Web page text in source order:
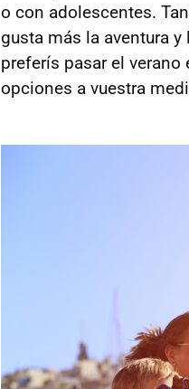
o con adolescentes.
gusta más la aventura
preferís pasar el
opciones a vuestra